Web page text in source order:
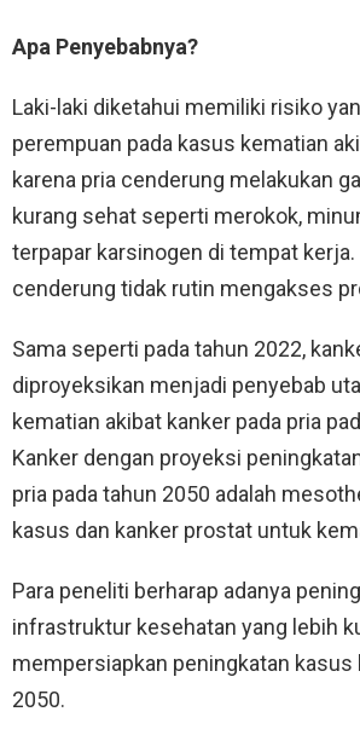
Apa Penyebabnya?
Laki-laki diketahui memiliki risiko
perempuan pada kasus kematian
karena pria cenderung melakukan
kurang sehat seperti merokok,
terpapar karsinogen di tempat kerja.
cenderung tidak rutin mengakses
Sama seperti pada tahun 2022,
diproyeksikan menjadi penyebab
kematian akibat kanker pada pria
Kanker dengan proyeksi
pria pada tahun 2050 adalah
kasus dan kanker prostat untuk
Para peneliti berharap adanya
infrastruktur kesehatan yang lebih
mempersiapkan peningkatan kasus
2050.